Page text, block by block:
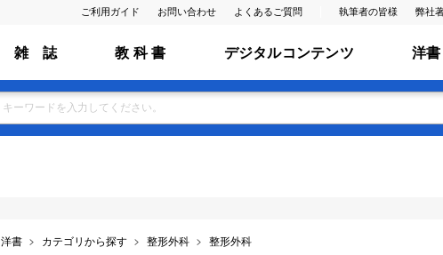
ご利用ガイド お問い合わせ よくあるご質問 執筆者の皆様 弊社
雑 誌 教 科 書 デジタルコンテンツ 洋
洋書 カテゴリから探す 整形外科 整形外科